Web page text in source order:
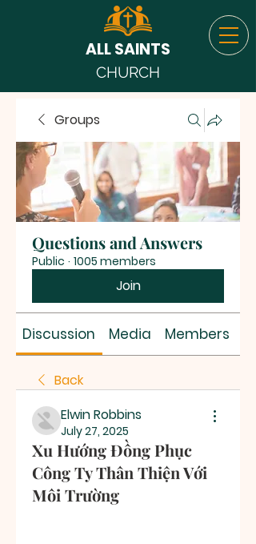
ALL SAINTS
CHURCH
Groups
Questions and Answers
Public · 1005 members
Join
Discussion Media Members
Back
Elwin Robbins
July 27, 2025
Xu Hướng Đồng Phục
Công Ty Thân Thiện Với
Môi Trường